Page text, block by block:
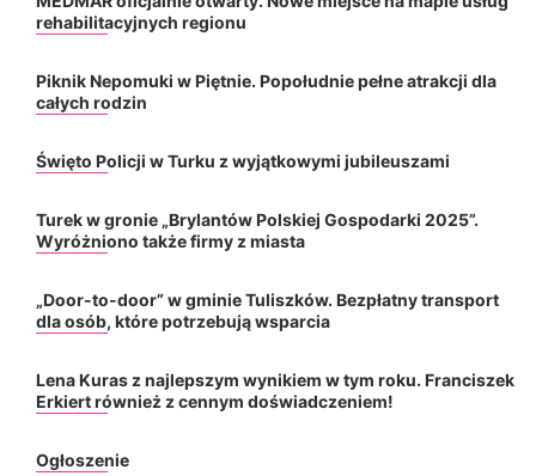
rehabilitacyjnych regionu
Piknik Nepomuki w Piętnie. Popołudnie pełne atrakcji dla
całych rodzin
Święto Policji w Turku z wyjątkowymi jubileuszami
Turek w gronie „Brylantów Polskiej Gospodarki 2025”.
Wyróżniono także firmy z miasta
„Door-to-door” w gminie Tuliszków. Bezpłatny transport
dla osób, które potrzebują wsparcia
Lena Kuras z najlepszym wynikiem w tym roku. Franciszek
Erkiert również z cennym doświadczeniem!
Ogłoszenie